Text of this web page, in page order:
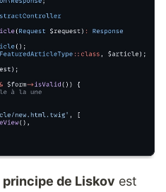
principe de Liskov est